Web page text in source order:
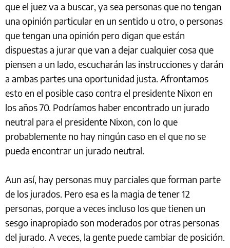
que el juez va a buscar, ya sea personas que no tengan
una opinión particular en un sentido u otro, o personas
que tengan una opinión pero digan que están
dispuestas a jurar que van a dejar cualquier cosa que
piensen a un lado, escucharán las instrucciones y darán
a ambas partes una oportunidad justa. Afrontamos
esto en el posible caso contra el presidente Nixon en
los años 70. Podríamos haber encontrado un jurado
neutral para el presidente Nixon, con lo que
probablemente no hay ningún caso en el que no se
pueda encontrar un jurado neutral.
Aun así, hay personas muy parciales que forman parte
de los jurados. Pero esa es la magia de tener 12
personas, porque a veces incluso los que tienen un
sesgo inapropiado son moderados por otras personas
del jurado. A veces, la gente puede cambiar de posición.